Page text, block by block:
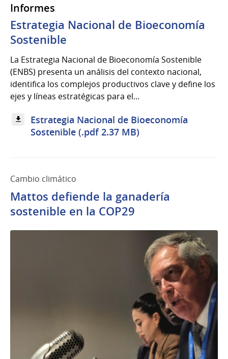
Informes
Estrategia Nacional de Bioeconomía
Sostenible
La Estrategia Nacional de Bioeconomía Sostenible
(ENBS) presenta un análisis del contexto nacional,
identifica los complejos productivos clave y define los
ejes y líneas estratégicas para el...
Estrategia Nacional de Bioeconomía
Sostenible (.pdf 2.37 MB)
Cambio climático
Mattos defiende la ganadería
sostenible en la COP29